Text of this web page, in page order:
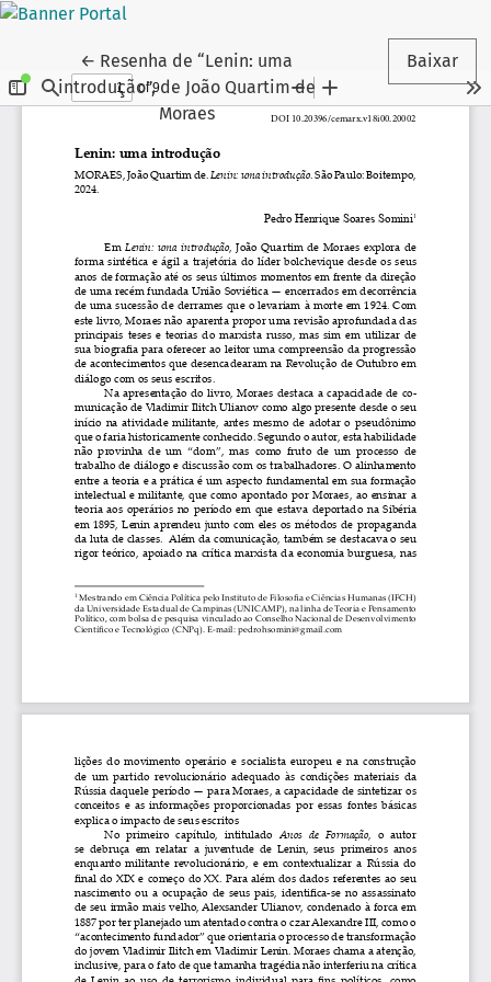
← Voltar aos Detalhes do Artigo
Resenha de “Lenin: uma
introdução”, de João Quartim de
Moraes
Baixar